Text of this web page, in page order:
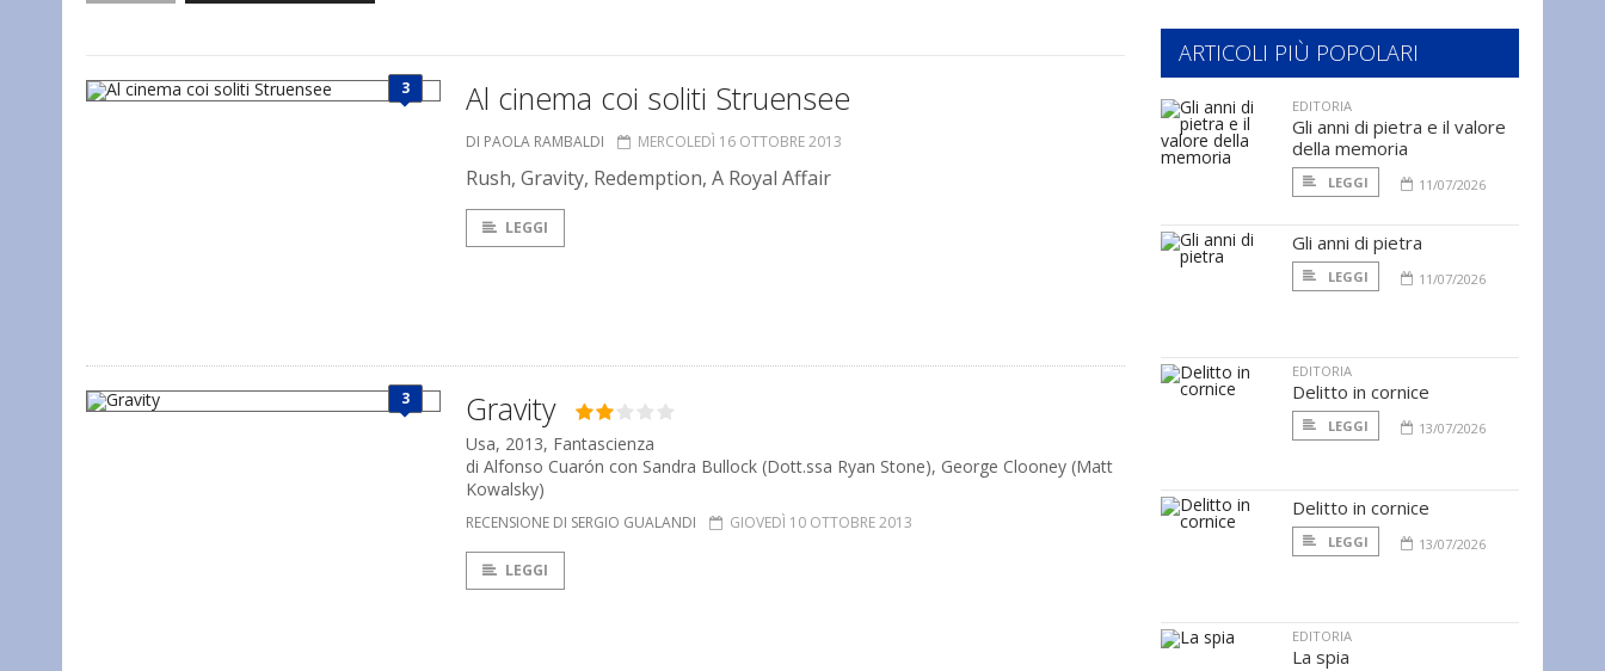
3 Al cinema coi soliti Struensee
DI PAOLA RAMBALDI MERCOLEDÌ 16 OTTOBRE 2013
Rush, Gravity, Redemption, A Royal Affair
LEGGI
3 Gravity
Usa, 2013, Fantascienza
di Alfonso Cuarón con Sandra Bullock (Dott.ssa Ryan Stone), George Clooney (Matt
Kowalsky)
RECENSIONE DI SERGIO GUALANDI GIOVEDÌ 10 OTTOBRE 2013
LEGGI
ARTICOLI PIÙ POPOLARI
EDITORIA
Gli anni di pietra e il valore
della memoria
LEGGI 11/07/2026
Gli anni di pietra
LEGGI 11/07/2026
EDITORIA
Delitto in cornice
LEGGI 13/07/2026
Delitto in cornice
LEGGI 13/07/2026
EDITORIA
La spia